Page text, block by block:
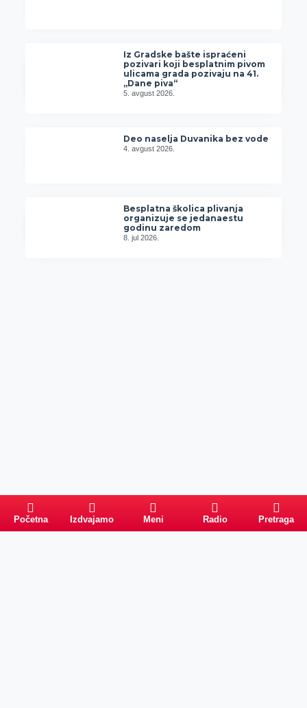
Iz Gradske bašte ispraćeni
pozivari koji besplatnim pivom
ulicama grada pozivaju na 41.
„Dane piva“
5. avgust 2026.
Deo naselja Duvanika bez vode
4. avgust 2026.
Besplatna školica plivanja
organizuje se jedanaestu
godinu zaredom
8. jul 2026.
Početna Izdvajamo Meni Radio Pretraga